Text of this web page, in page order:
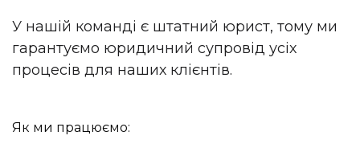
У нашій команді є штатний юрист, тому ми
гарантуємо юридичний супровід усіх
процесів для наших клієнтів.
Як ми працюємо: